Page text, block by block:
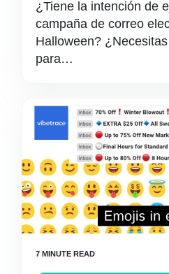
¿Tiene la intención de
campaña de correo
Halloween?
para…